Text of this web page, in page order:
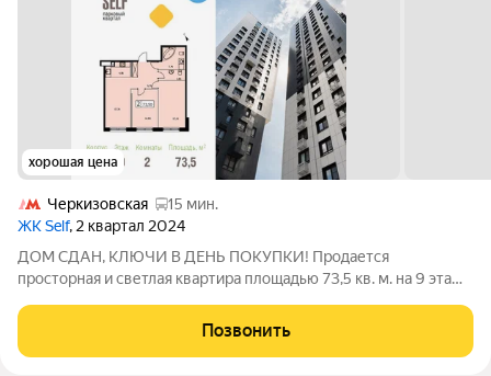
хорошая цена
Черкизовская
15 мин.
ЖК Self, 2 квартал 2024
ДОМ СДАН, КЛЮЧИ В ДЕНЬ ПОКУПКИ! Продается
просторная и светлая квартира площадью 73,5 кв. м. на 9 этаже
ипотека от 5,99%. Квартира без отделки ваша возможность
создать идеальное пространство по
Позвонить